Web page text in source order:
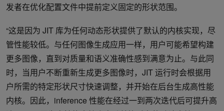
发者在优化配置文件中提前定义固定的形状范围。
“这是因为 JIT 库为任何动态形状提供了默认的内核实现，尽
管性能较低。与任何图像生成应用一样，用户可能希望构建
更多图像，直到对质量和语义准确性感到满意为止。与此同
时，当用户不断重新生成更多图像时，JIT 运行时会根据用
户所需的特定形状尺寸快速调整，并开始在后台生成高性能
内核。因此，inference 性能在经过一到两次迭代后可提升高